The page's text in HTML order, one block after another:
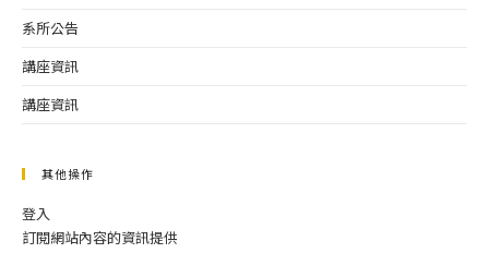
系所公告
講座資訊
講座資訊
其他操作
登入
訂閱網站內容的資訊提供